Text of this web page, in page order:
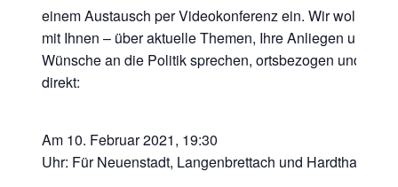
einem Austausch per Videokonferenz ein. Wir wollen
mit Ihnen –über aktuelle Themen, Ihre Anliegen und
Wünsche an die Politiksprechen, ortsbezogen und
direkt:
Am 10. Februar 2021, 19:30
Uhr: FürNeuenstadt, Langenbrettach und Hardthausen